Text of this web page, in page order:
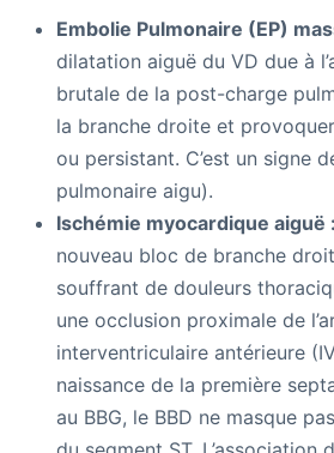
Embolie Pulmonaire (EP)
dilatation aiguë du VD due à
brutale de la post-charge
la branche droite et
ou persistant. C’est un signe
pulmonaire aigu).
Ischémie myocardique aiguë :
nouveau bloc de branche
souffrant de douleurs
une occlusion proximale de
interventriculaire antérieure
naissance de la première
au BBG, le BBD ne masque